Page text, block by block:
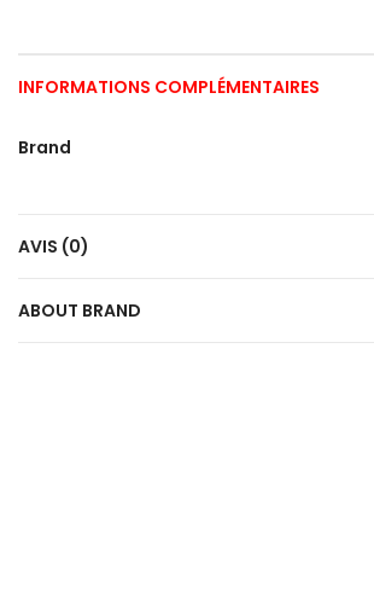
INFORMATIONS COMPLÉMENTAIRES
Brand
AVIS (0)
ABOUT BRAND